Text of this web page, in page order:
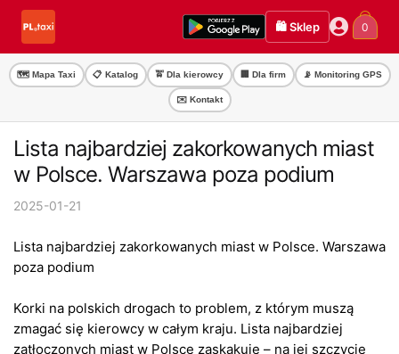
Przejdź
nawigacji
Przejdź
treści
🛍️ Sklep 0
🗺️ Mapa Taxi 📋 Katalog 🚖 Dla kierowcy 🏢 Dla firm 📡 Monitoring GPS
✉️ Kontakt
Lista najbardziej zakorkowanych miast
w Polsce. Warszawa poza podium
2025-01-21
Lista najbardziej zakorkowanych miast w Polsce. Warszawa
poza podium
Korki na polskich drogach to problem, z którym muszą
zmagać się kierowcy w całym kraju. Lista najbardziej
zatłoczonych miast w Polsce zaskakuje – na jej szczycie